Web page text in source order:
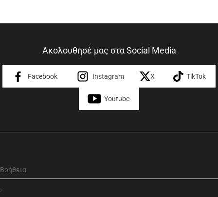
Ακολουθησέ μας στα Social Media
Facebook Instagram X TikTok
Youtube
Βοήθεια